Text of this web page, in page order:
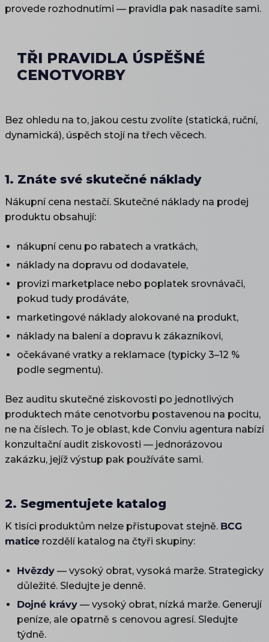
provede rozhodnutími — pravidla pak nasadíte sami.
TŘI PRAVIDLA ÚSPĚŠNÉ
CENOTVORBY
Bez ohledu na to, jakou cestu zvolíte (statická, ruční,
dynamická), úspěch stojí na třech věcech.
1. Znáte své skutečné náklady
Nákupní cena nestačí. Skutečné náklady na prodej
produktu obsahují:
nákupní cenu po rabatech a vratkách,
náklady na dopravu od dodavatele,
provizi marketplace nebo poplatek srovnávači,
pokud tudy prodáváte,
marketingové náklady alokované na produkt,
náklady na balení a dopravu k zákazníkovi,
očekávané vratky a reklamace (typicky 3–12 %
podle segmentu).
Bez auditu skutečné ziskovosti po jednotlivých
produktech máte cenotvorbu postavenou na pocitu,
ne na číslech. To je oblast, kde Conviu agentura nabízí
konzultační audit ziskovosti — jednorázovou
zakázku, jejíž výstup pak používáte sami.
2. Segmentujete katalog
K tisíci produktům nelze přistupovat stejně. BCG
matice rozdělí katalog na čtyři skupiny:
Hvězdy — vysoký obrat, vysoká marže. Strategicky
důležité. Sledujte je denně.
Dojné krávy — vysoký obrat, nízká marže. Generují
peníze, ale opatrně s cenovou agresí. Sledujte
týdně.